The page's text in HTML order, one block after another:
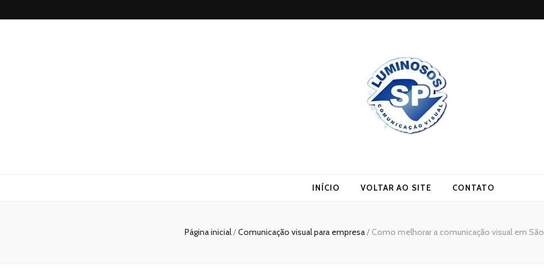
INÍCIO VOLTAR AO SITE CONTATO
Página inicial/Comunicação visual para empresa/ Como melhorar a comunicação visual em